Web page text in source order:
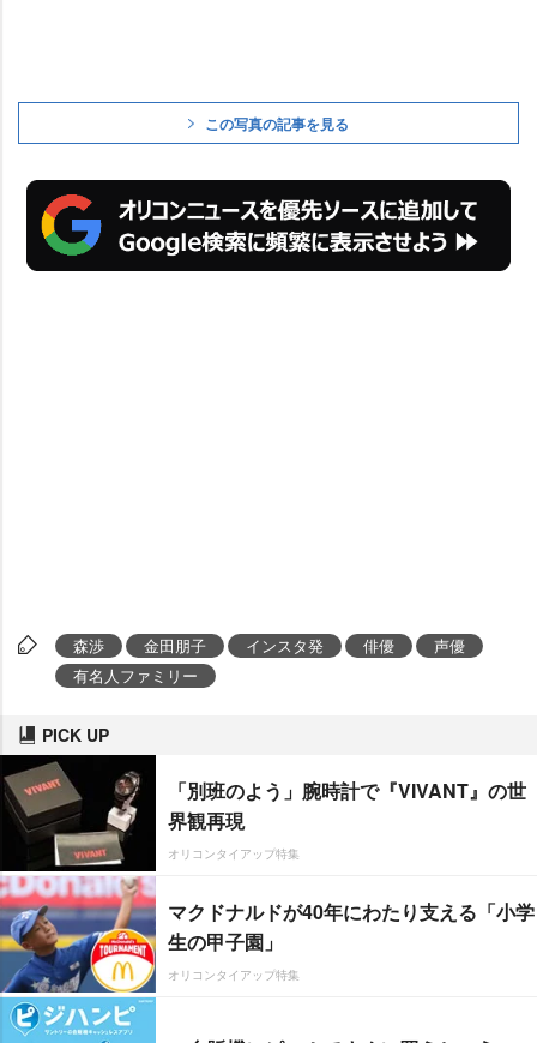
この写真の記事を見る
森渉 金田朋子 インスタ発 俳優
声優
有名人ファミリー
PICK UP
「別班のよう」腕時計で『VIVANT』の世
界観再現
オリコンタイアップ特集
マクドナルドが40年にわたり支える「小学
生の甲子園」
オリコンタイアップ特集